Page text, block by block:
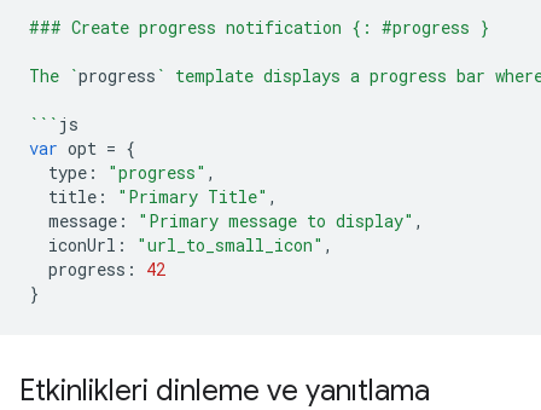
### Create progress notification {: #progress }
The `progress ` template displays a progress bar
``` js
var opt = {
type : "progress" ,
title : "Primary Title" ,
message : "Primary message to display" ,
iconUrl : "url_to_small_icon" ,
progress :
42
}
Etkinlikleri dinleme ve yanıtlama